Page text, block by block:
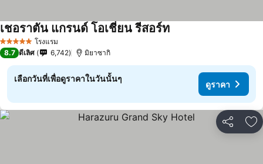
5 ดาว โรงแรม
เชอราตัน แกรนด์ โอเชี่ยน รีสอร์ท
8.7 ดีเลิศ 6,742 มิยาซากิ
เลือกวันที่เพื่อดูราคาในวันนั้นๆ
ดูราคา
แชร์ เ